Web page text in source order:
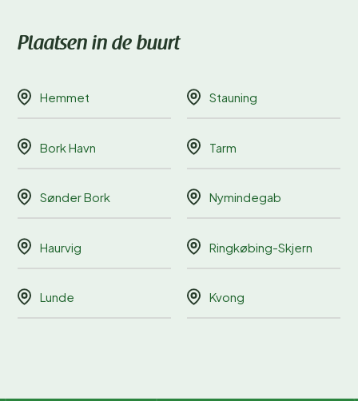
Plaatsen in de buurt
Hemmet Stauning
Bork Havn Tarm
Sønder Bork Nymindegab
Haurvig Ringkøbing-Skjern
Lunde Kvong